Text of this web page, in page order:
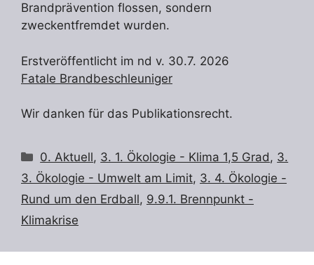
Brandprävention flossen, sondern
zweckentfremdet wurden.
Erstveröffentlicht im nd v. 30.7. 2026
Fatale Brandbeschleuniger
Wir danken für das Publikationsrecht.
Kategorien
0. Aktuell, 3. 1. Ökologie - Klima 1,5 Grad, 3.
3. Ökologie - Umwelt am Limit, 3. 4. Ökologie -
Rund um den Erdball, 9.9.1. Brennpunkt -
Klimakrise